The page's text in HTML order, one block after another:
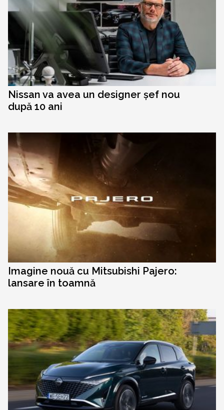
Nissan va avea un designer șef nou
după 10 ani
Imagine nouă cu Mitsubishi Pajero:
lansare în toamnă